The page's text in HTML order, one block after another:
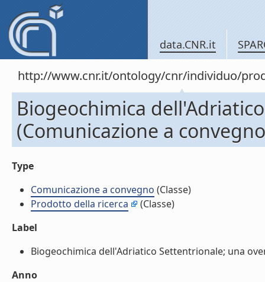
data.CNR.it
http://www.cnr.it/ontology/cnr/individuo/
Biogeochimica
(Comunicazione a
Type
Comunicazione a convegno (Classe)
Prodotto della ricerca
(Classe)
Label
Biogeochimica dell'Adriatico Settentrionale; una
Anno